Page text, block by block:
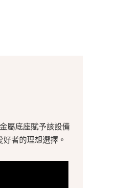
屬底座賦予該設備
者的理想選擇。